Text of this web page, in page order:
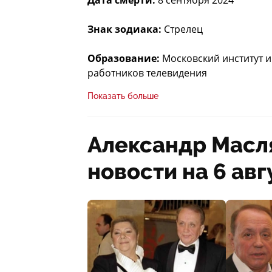
Знак зодиака: Стрелец
Образование: Московский
работников телевидения
Рост:181 см
Биография Александра
Детство и родители
Александр Масляков родился в
эвакуирована из блокадного
летчик-штурман, участвовал в
продолжал службу, из-за чего семья
Александра прошло в атмосфере
Показать больше
Александр
новости на 6